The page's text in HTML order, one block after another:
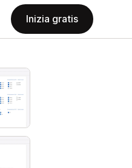
Inizia gratis